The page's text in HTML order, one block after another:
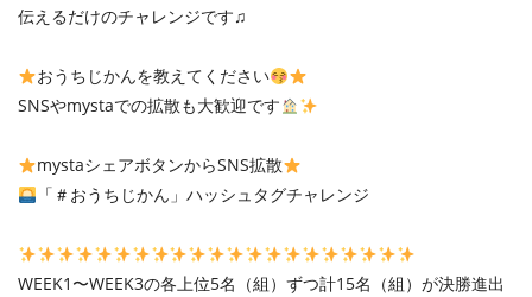
伝えるだけのチャレンジです♫
おうちじかんを教えてください
SNSやmystaでの拡散も大歓迎です
mystaシェアボタンからSNS拡散
「＃おうちじかん」ハッシュタグチャレンジ
WEEK1〜WEEK3の各上位5名（組）ずつ計15名（組）が決勝進出